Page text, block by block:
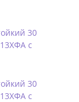
30
с
30
с